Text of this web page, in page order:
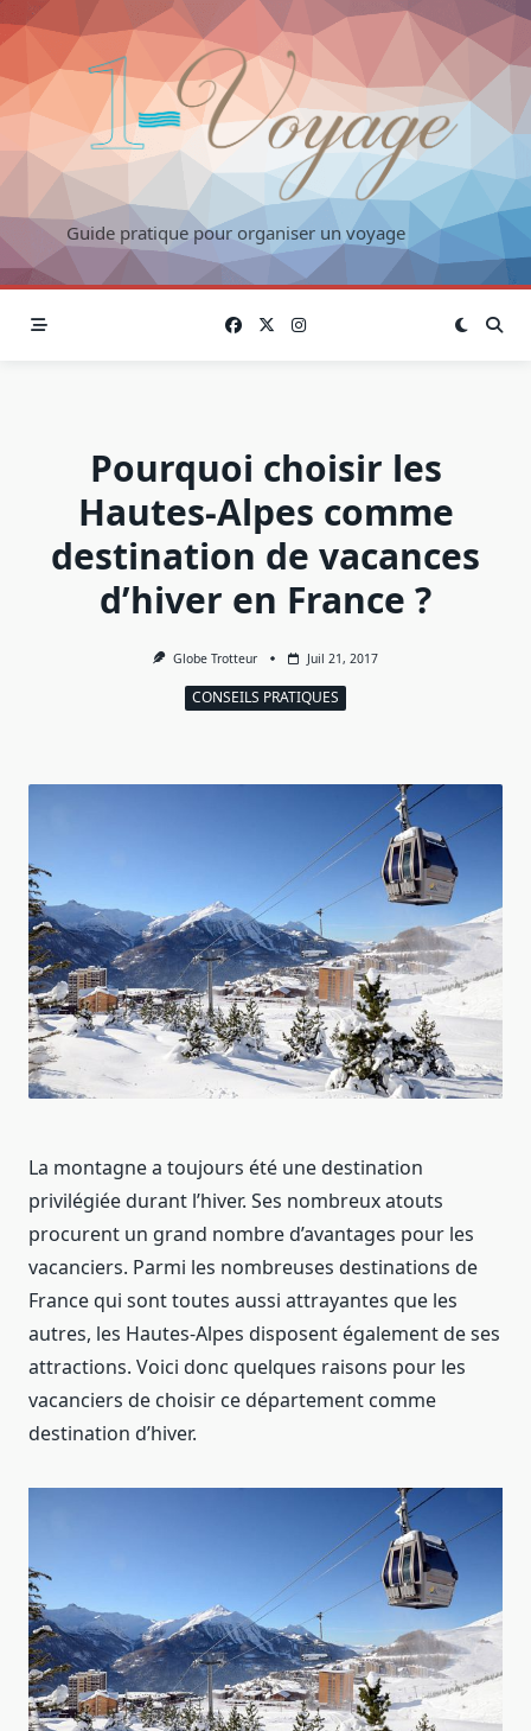
Skip
to
content
Guide pratique pour organiser un voyage
Pourquoi choisir les
Hautes-Alpes comme
destination de vacances
d’hiver en France ?
Globe Trotteur Juil 21, 2017
CONSEILS PRATIQUES
La montagne a toujours été une destination
privilégiée durant l’hiver. Ses nombreux atouts
procurent un grand nombre d’avantages pour les
vacanciers. Parmi les nombreuses destinations de
France qui sont toutes aussi attrayantes que les
autres, les Hautes-Alpes disposent également de ses
attractions. Voici donc quelques raisons pour les
vacanciers de choisir ce département comme
destination d’hiver.